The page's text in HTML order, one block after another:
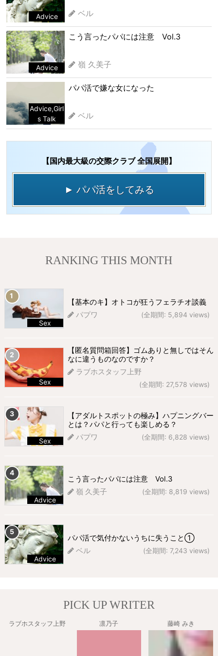
Advice ベル
Advice
こう言ったパパには注意 Vol.3
嶺 久美子
Advice,Girl
s Talk
パパ活で嫌な女になった
ベル
【国内最大級の交際クラブ 全国展開】
► パパ活をしてみる
RANKING THIS MONTH
Sex
【基本のキ】オトコが狂うフェラチオ談義
パプワ
(全期間: 5,894 views)
Sex
【匿名質問箱回答】ゴムありと無しではそん
なに違うものなのですか？
ラブホスタッフ上野
(全期間: 27,578 views)
Sex
【アダルトスポットの極み】ハプニングバー
とは？パパと行っても楽しめる？
パプワ
(全期間: 6,828 views)
Advice
こう言ったパパには注意 Vol.3
嶺 久美子
(全期間: 8,819 views)
Advice
パパ活で気付かないうちに失うこと①
ベル
(全期間: 7,243 views)
PICK UP WRITER
ラブホスタッフ上野 凛乃子 藤崎 みき